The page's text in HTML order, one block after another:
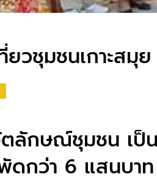
ยวชุมชนเกาะส
ลักษณ์ชุมชน เป็
ดกว่า 6 แสนบา